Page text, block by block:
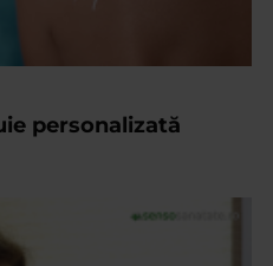
personalizată